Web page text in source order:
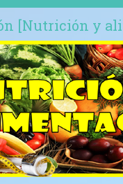
[Nutrición y